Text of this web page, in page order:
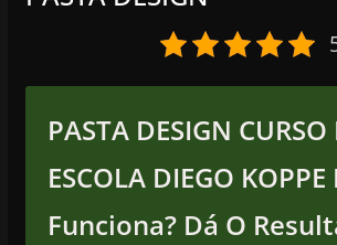
PASTA DESIGN CURSO
ESCOLA DIEGO
Funciona? Dá O